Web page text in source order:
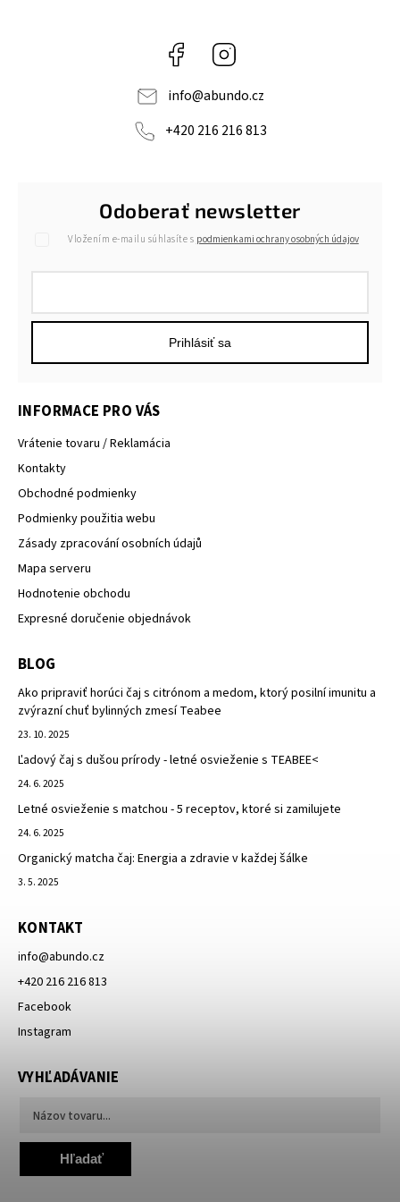
Facebook
info@abundo.cz
+420 216 216 813
INFORMACE PRO VÁS
Vrátenie tovaru / Reklamácia
Kontakty
Obchodné podmienky
Podmienky použitia webu
Zásady zpracování osobních údajů
Mapa serveru
Hodnotenie obchodu
Expresné doručenie objednávok
Odoberať newsletter
Vložením e-mailu súhlasíte s podmienkami ochrany osobných údajov
Prihlásiť sa
BLOG
Ako pripraviť horúci čaj s citrónom a medom, ktorý posilní imunitu a
zvýrazní chuť bylinných zmesí Teabee
23. 10. 2025
Ľadový čaj s dušou prírody - letné osvieženie s TEABEE<
24. 6. 2025
Letné osvieženie s matchou - 5 receptov, ktoré si zamilujete
24. 6. 2025
Organický matcha čaj: Energia a zdravie v každej šálke
3. 5. 2025
KONTAKT
info@abundo.cz
+420 216 216 813
Facebook
Instagram
VYHĽADÁVANIE
Hľadať